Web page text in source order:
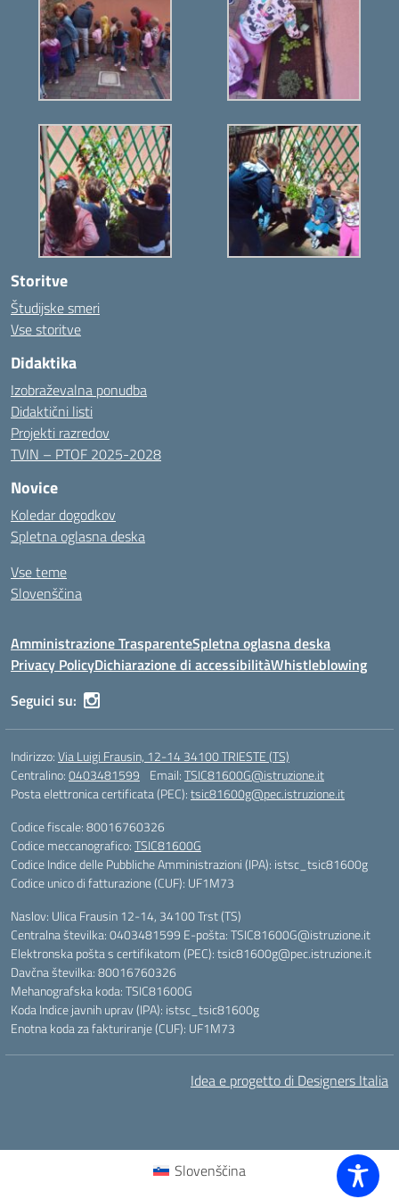
Storitve
Študijske smeri
Vse storitve
Didaktika
Izobraževalna ponudba
Didaktični listi
Projekti razredov
TVIN – PTOF 2025-2028
Novice
Koledar dogodkov
Spletna oglasna deska
Vse teme
Slovenščina
Amministrazione TrasparenteSpletna oglasna deska
Privacy PolicyDichiarazione di accessibilitàWhistleblowing
Seguici su:
Indirizzo:Via Luigi Frausin, 12-14 34100 TRIESTE (TS)
Centralino:0403481599 Email:TSIC81600G@istruzione.it
Posta elettronica certificata (PEC):tsic81600g@pec.istruzione.it
Codice fiscale: 80016760326
Codice meccanografico:TSIC81600G
Codice Indice delle Pubbliche Amministrazioni (IPA): istsc_tsic81600g
Codice unico di fatturazione (CUF): UF1M73
Naslov: Ulica Frausin 12-14, 34100 Trst (TS)
Centralna številka: 0403481599 E-pošta: TSIC81600G@istruzione.it
Elektronska pošta s certifikatom (PEC): tsic81600g@pec.istruzione.it
Davčna številka: 80016760326
Mehanografska koda: TSIC81600G
Koda Indice javnih uprav (IPA): istsc_tsic81600g
Enotna koda za fakturiranje (CUF): UF1M73
Idea e progetto di Designers Italia
Slovenščina